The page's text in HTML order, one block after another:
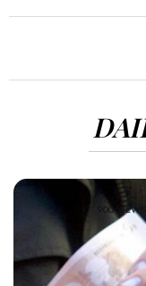
900 VIEWS